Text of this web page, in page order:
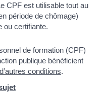
CPF est utilisable tout au
période de chômage)
ou certifiante.
de formation (CPF)
publique bénéficient
conditions.